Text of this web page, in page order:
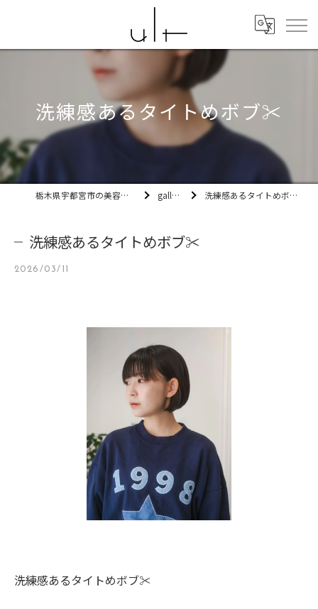
洗練感あるタイトめボブ✂
栃木県宇都宮市の美容室ult gallery 洗練感あるタイトめボブ✂
洗練感あるタイトめボブ✂
2026/03/11
洗練感あるタイトめボブ✂